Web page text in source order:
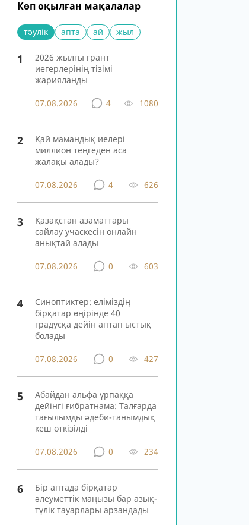
Көп оқылған мақалалар
тәулік апта ай жыл
1
2026 жылғы грант
иегерлерінің тізімі
жарияланды
07.08.2026 4 1080
2
Қай мамандық иелері
миллион теңгеден аса
жалақы алады?
07.08.2026 4 626
3
Қазақстан азаматтары
сайлау учаскесін онлайн
анықтай алады
07.08.2026 0 603
4
Синоптиктер: еліміздің
бірқатар өңірінде 40
градусқа дейін аптап ыстық
болады
07.08.2026 0 427
5
Абайдан альфа ұрпаққа
дейінгі ғибратнама: Талғарда
тағылымды әдеби-танымдық
кеш өткізілді
07.08.2026 0 234
6
Бір аптада бірқатар
әлеуметтік маңызы бар азық-
түлік тауарлары арзандады